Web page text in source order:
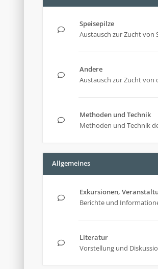
Speisepilze
Austausch zur Zucht von
Andere
Austausch zur Zucht von
Methoden und Technik
Methoden und Technik
Allgemeines
Exkursionen,
Berichte und
Literatur
Vorstellung und